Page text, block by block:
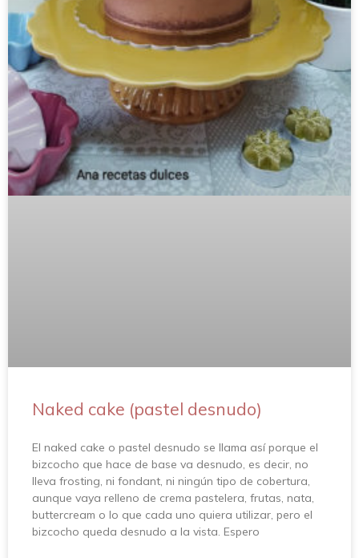
Naked cake (pastel desnudo)
El naked cake o pastel desnudo se llama así porque el
bizcocho que hace de base va desnudo, es decir, no
lleva frosting, ni fondant, ni ningún tipo de cobertura,
aunque vaya relleno de crema pastelera, frutas, nata,
buttercream o lo que cada uno quiera utilizar, pero el
bizcocho queda desnudo a la vista. Espero